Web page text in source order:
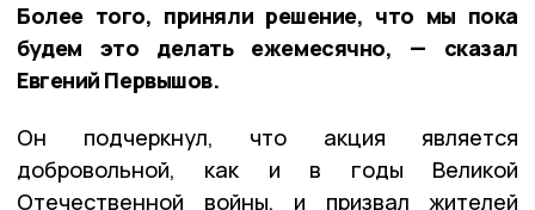
Более того, приняли решение, что мы пока
будем это делать ежемесячно, — сказал
Евгений Первышов.
Он подчеркнул, что акция является
добровольной, как и в годы Великой
Отечественной войны, и призвал жителей